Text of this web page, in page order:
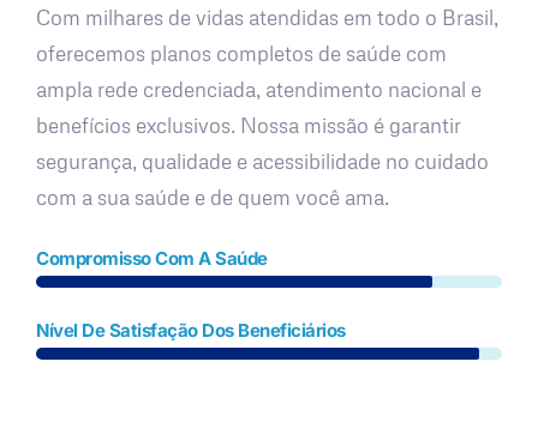
Com milhares de vidas atendidas em todo o Brasil,
oferecemos planos completos de saúde com
ampla rede credenciada, atendimento nacional e
benefícios exclusivos. Nossa missão é garantir
segurança, qualidade e acessibilidade no cuidado
com a sua saúde e de quem você ama.
Compromisso Com A Saúde
Nível De Satisfação Dos Beneficiários